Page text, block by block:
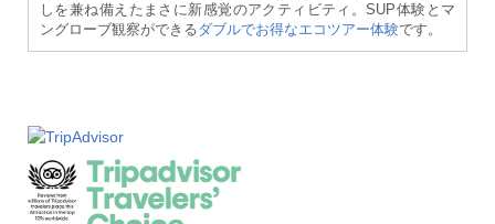
しを兼ね備えたまさに新感覚のアクティビティ。SUP体験とマ
ングローブ観察ができるダブルでお得なエコツアー体験です。